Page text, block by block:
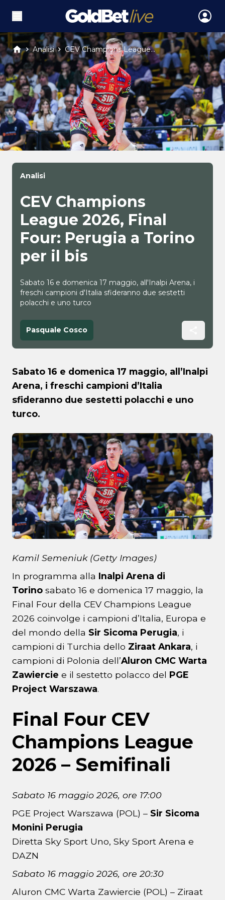
Analisi CEV Champions League...
Analisi
CEV Champions
League 2026, Final
Four: Perugia a Torino
per il bis
Sabato 16 e domenica 17 maggio, all'Inalpi Arena, i
freschi campioni d'Italia sfideranno due sestetti
polacchi e uno turco
Pasquale Cosco
Sabato 16 e domenica 17 maggio, all’Inalpi
Arena, i freschi campioni d’Italia
sfideranno due sestetti polacchi e uno
turco.
Kamil Semeniuk (Getty Images)
In programma alla Inalpi Arena di
Torino sabato 16 e domenica 17 maggio, la
Final Four della CEV Champions League
2026 coinvolge i campioni d’Italia, Europa e
del mondo della Sir Sicoma Perugia, i
campioni di Turchia dello Ziraat Ankara, i
campioni di Polonia dell’Aluron CMC Warta
Zawiercie e il sestetto polacco del PGE
Project Warszawa.
Final Four CEV
Champions League
2026 – Semifinali
Sabato 16 maggio 2026, ore 17:00
PGE Project Warszawa (POL) – Sir Sicoma
Monini Perugia
Diretta Sky Sport Uno, Sky Sport Arena e
DAZN
Sabato 16 maggio 2026, ore 20:30
Aluron CMC Warta Zawiercie (POL) – Ziraat